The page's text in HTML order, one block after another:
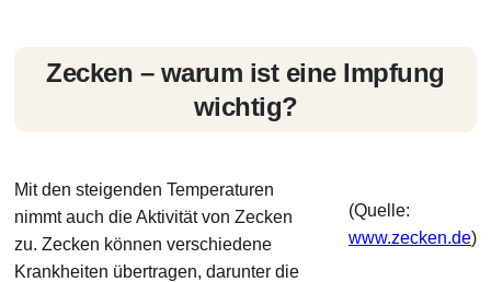
Zecken – warum ist eine Impfung
wichtig?
(Quelle:
www.zecken.de)
Mit den steigenden Temperaturen
nimmt auch die Aktivität von Zecken
zu. Zecken können verschiedene
Krankheiten übertragen, darunter die